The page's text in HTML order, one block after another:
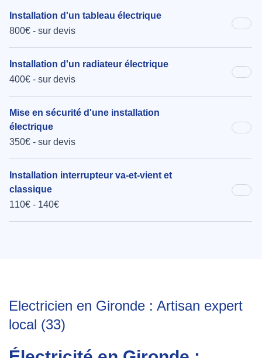
Installation d'un tableau électrique
800€ - sur devis
Installation d'un radiateur électrique
400€ - sur devis
Mise en sécurité d'une installation
électrique
350€ - sur devis
Installation interrupteur va-et-vient et
classique
110€ - 140€
Electricien en Gironde : Artisan expert
local (33)